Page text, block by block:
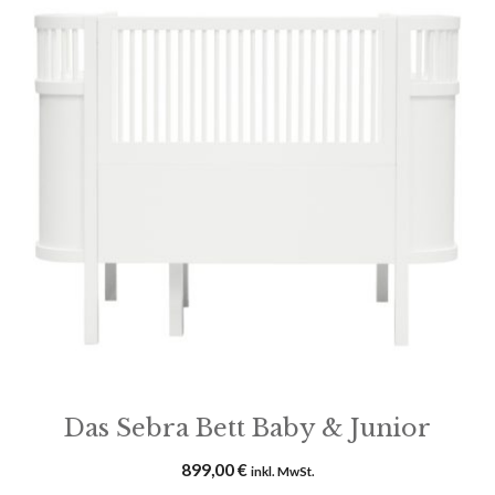
Das Sebra Bett Baby & Junior
899,00€ inkl. MwSt.